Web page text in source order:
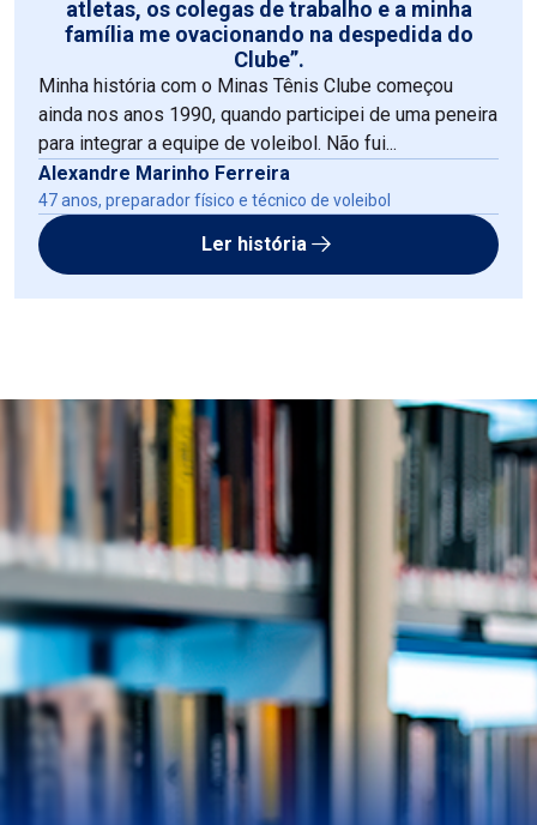
atletas, os colegas de trabalho e a minha
família me ovacionando na despedida do
Clube”.
Minha história com o Minas Tênis Clube começou
ainda nos anos 1990, quando participei de uma peneira
para integrar a equipe de voleibol. Não fui...
Alexandre Marinho Ferreira
47 anos, preparador físico e técnico de voleibol
Ler história